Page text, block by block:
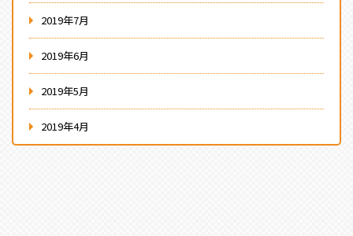
2019年7月
2019年6月
2019年5月
2019年4月